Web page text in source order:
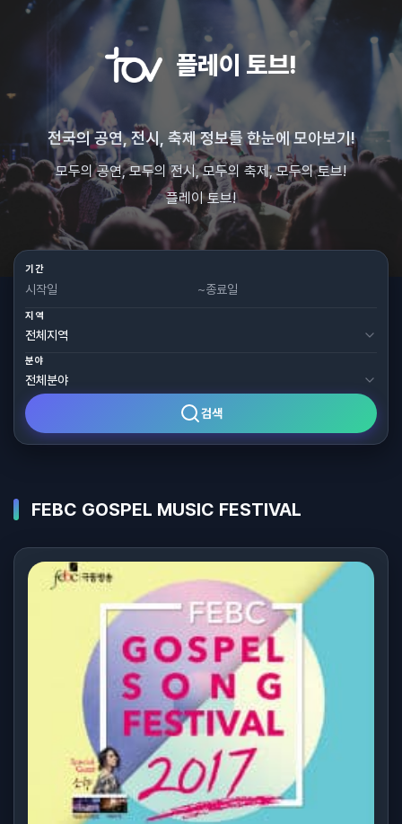
플레이 토브!
전국의 공연, 전시, 축제 정보를 한눈에 모아보기!
모두의 공연, 모두의 전시, 모두의 축제, 모두의 토브!
플레이 토브!
기간
~
지역
분야
검색
FEBC GOSPEL MUSIC FESTIVAL